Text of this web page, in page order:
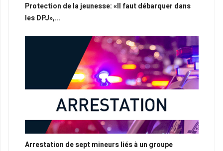
Protection de la jeunesse: «Il faut débarquer dans
les DPJ»,...
Arrestation de sept mineurs liés à un groupe